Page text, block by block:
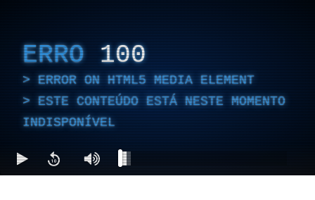
ERRO 100
ERROR ON HTML5 MEDIA ELEMENT
ESTE CONTEÚDO ESTÁ NESTE MOMENTO
INDISPONÍVEL